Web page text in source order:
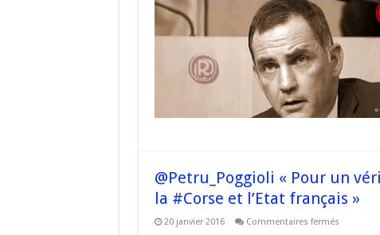
–
Les
Corses
à
Matignon
:
mitigé
de
sur
@Petru_Poggioli « Pour un
la #Corse et l’Etat français »
20 janvier 2016 Commentaires ferméssur